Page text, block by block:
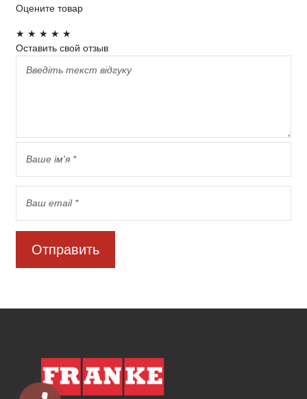
Оцените товар
★ ★ ★ ★ ★
Оставить свой отзыв
Отправить